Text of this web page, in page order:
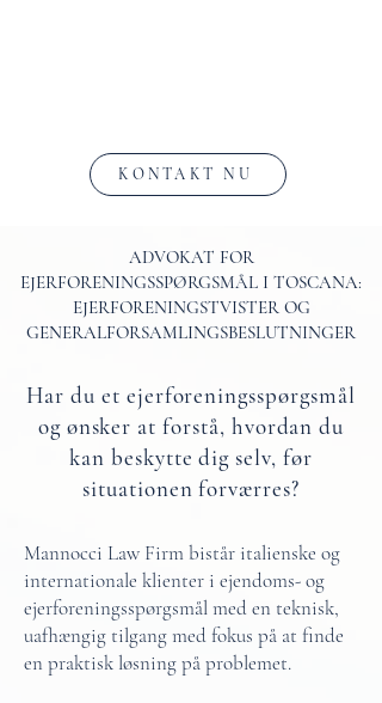
KONTAKT NU
ADVOKAT FOR
EJERFORENINGSSPØRGSMÅL I TOSCANA:
EJERFORENINGSTVISTER OG
GENERALFORSAMLINGSBESLUTNINGER
Har du et ejerforeningsspørgsmål
og ønsker at forstå, hvordan du
kan beskytte dig selv, før
situationen forværres?
Mannocci Law Firm bistår italienske og
internationale klienter i ejendoms- og
ejerforeningsspørgsmål med en teknisk,
uafhængig tilgang med fokus på at finde
en praktisk løsning på problemet.